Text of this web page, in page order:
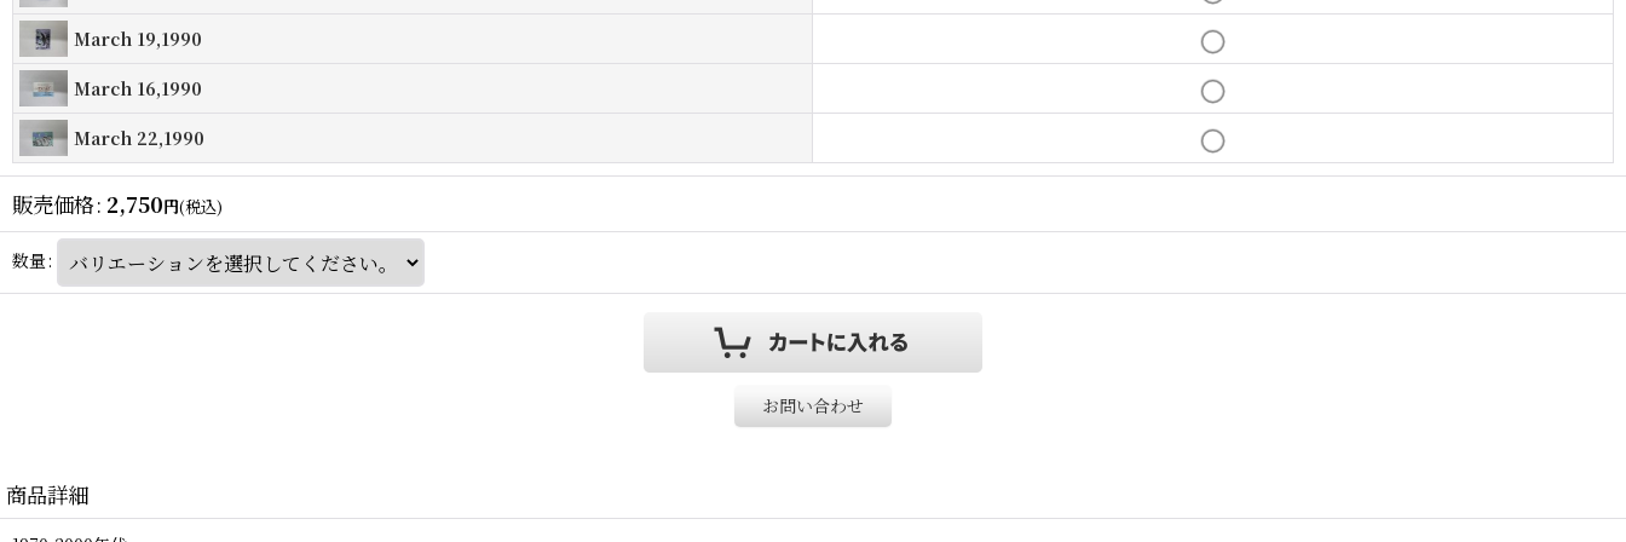
March 19,1990
March 16,1990
March 22,1990
販売価格: 2,750円(税込)
数量:
お問い合わせ
商品詳細